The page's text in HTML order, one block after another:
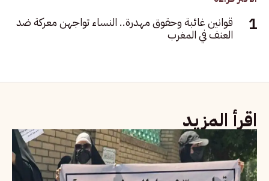
قوانين غائبة وحقوق مهدرة.. النساء تواجهن معركة ضد
العنف في المغرب
اقرأ المزيد